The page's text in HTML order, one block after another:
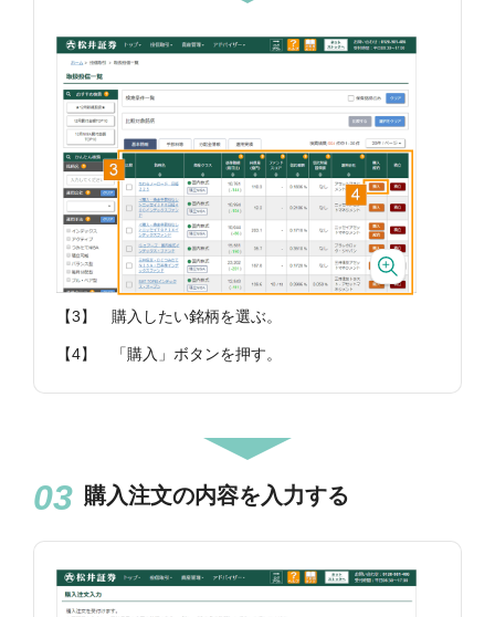
【3】 購入したい銘柄を選ぶ。
【4】 「購入」ボタンを押す。
購入注文の内容を入力する